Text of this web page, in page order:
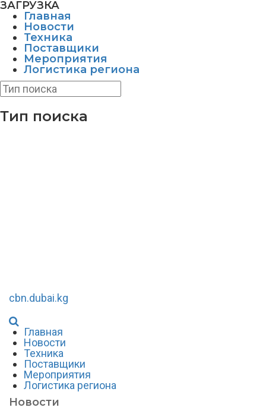
ЗАГРУЗКА
Главная
Новости
Техника
Поставщики
Мероприятия
Логистика региона
Тип поиска
cbn.dubai.kg
Главная
Новости
Техника
Поставщики
Мероприятия
Логистика региона
Новости